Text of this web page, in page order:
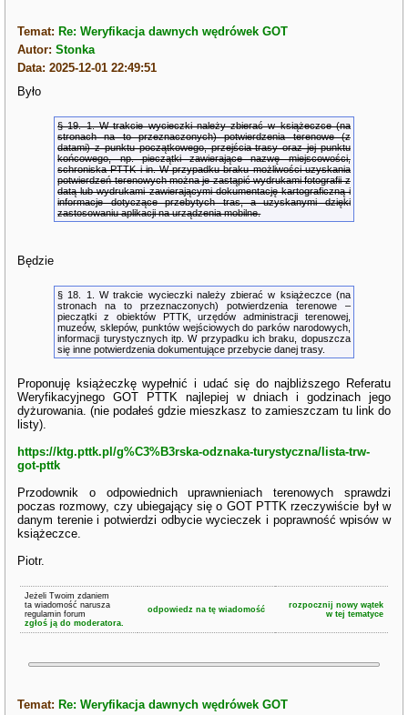
Temat: Re: Weryfikacja dawnych wędrówek GOT
Autor:Stonka
Data: 2025-12-01 22:49:51
Było
§ 19. 1. W trakcie wycieczki należy zbierać w książeczce (na
stronach na to przeznaczonych) potwierdzenia terenowe (z
datami) z punktu początkowego, przejścia trasy oraz jej punktu
końcowego, np. pieczątki zawierające nazwę miejscowości,
schroniska PTTK i in. W przypadku braku możliwości uzyskania
potwierdzeń terenowych można je zastąpić wydrukami fotografii z
datą lub wydrukami zawierającymi dokumentację kartograficzną i
informacje dotyczące przebytych tras, a uzyskanymi dzięki
zastosowaniu aplikacji na urządzenia mobilne.
Będzie
§ 18. 1. W trakcie wycieczki należy zbierać w książeczce (na
stronach na to przeznaczonych) potwierdzenia terenowe –
pieczątki z obiektów PTTK, urzędów administracji terenowej,
muzeów, sklepów, punktów wejściowych do parków narodowych,
informacji turystycznych itp. W przypadku ich braku, dopuszcza
się inne potwierdzenia dokumentujące przebycie danej trasy.
Proponuję książeczkę wypełnić i udać się do najbliższego Referatu
Weryfikacyjnego GOT PTTK najlepiej w dniach i godzinach jego
dyżurowania. (nie podałeś gdzie mieszkasz to zamieszczam tu link do
listy).
https://ktg.pttk.pl/g%C3%B3rska-odznaka-turystyczna/lista-trw-
got-pttk
Przodownik o odpowiednich uprawnieniach terenowych sprawdzi
poczas rozmowy, czy ubiegający się o GOT PTTK rzeczywiście był w
danym terenie i potwierdzi odbycie wycieczek i poprawność wpisów w
książeczce.
Piotr.
Jeżeli Twoim zdaniem
ta wiadomość narusza
regulamin forum
zgłoś ją do moderatora.
odpowiedz na tę wiadomość
rozpocznij nowy wątek
w tej tematyce
Temat: Re: Weryfikacja dawnych wędrówek GOT